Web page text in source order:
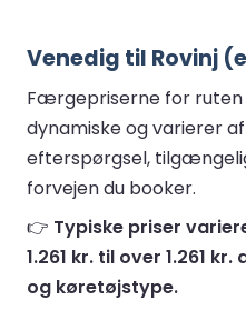
Venedig til Rovinj
Færgepriserne for ruten
dynamiske og varierer
efterspørgsel,
forvejen du booker.
👉 Typiske priser
1.261 kr. til over 1.261
og køretøjstype.